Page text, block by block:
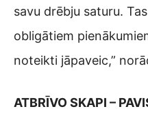
savu drēbju saturu.
obligātiem
noteikti jāpaveic,”
ATBRĪVO SKAPI –